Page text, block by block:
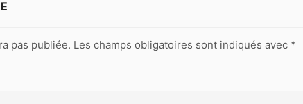
pas publiée. Les champs obligatoires sont indiqués avec *